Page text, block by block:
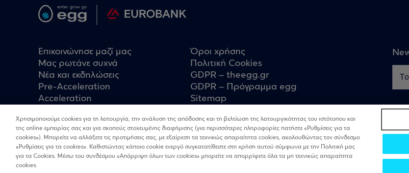
Επικοινώνησε μαζί μας
Μας ρωτάνε συχνά
Nέα και εκδηλώσεις
Pre-Acceleration
Acceleration
Clusters
Όροι χρήσης
Πολιτική Cookies
GDPR – theegg.gr
GDPR – Πρόγραμμα egg
Sitemap
Χρησιμοποιούμε cookies για τη λειτουργία, την ανάλυση της απόδοσης και τη βελτίωση της λειτουργικότητας του ιστότοπου και
της online εμπειρίας σας και για σκοπούς στοχευμένης διαφήμισης (για περισσότερες πληροφορίες πατήστε «Ρυθμίσεις για τα
cookies»). Μπορείτε να αλλάξετε τις προτιμήσεις σας, με εξαίρεση τα τεχνικώς απαραίτητα cookies, ακολουθώντας τον σύνδεσμο
«Ρυθμίσεις για τα cookies». Καθιστώντας κάποιο cookie ενεργό συγκατατίθεστε στη χρήση αυτού σύμφωνα με την Πολιτική μας
για τα Cookies. Μέσω του συνδέσμου «Απόρριψη όλων των cookies» μπορείτε να απορρίψετε όλα τα μη τεχνικώς απαραίτητα
cookies.